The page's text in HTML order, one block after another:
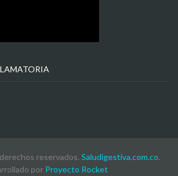
reservados. Saludigestiva.com.co.
por Proyecto Rocket